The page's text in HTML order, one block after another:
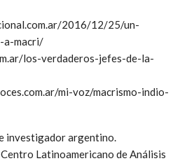
2016/12/25/un-
a-macri/
los-verdaderos-jefes-de-la-
mi-voz/macrismo-indio-
investigador argentino.
Latinoamericano de Análisis